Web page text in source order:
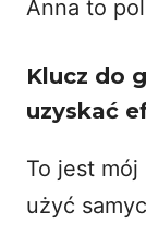
Anna to
Klucz do
uzyskać
To jest
użyć